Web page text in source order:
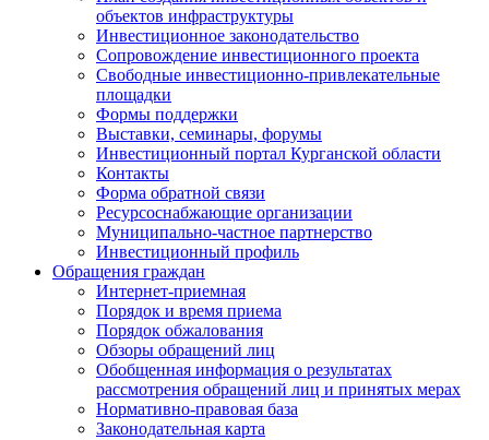
объектов инфраструктуры
Инвестиционное законодательство
Сопровождение инвестиционного проекта
Свободные инвестиционно-привлекательные
площадки
Формы поддержки
Выставки, семинары, форумы
Инвестиционный портал Курганской области
Контакты
Форма обратной связи
Ресурсоснабжающие организации
Муниципально-частное партнерство
Инвестиционный профиль
Обращения граждан
Интернет-приемная
Порядок и время приема
Порядок обжалования
Обзоры обращений лиц
Обобщенная информация о результатах
рассмотрения обращений лиц и принятых мерах
Нормативно-правовая база
Законодательная карта